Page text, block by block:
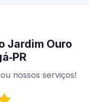
Jardim Ouro
nossos serviços!